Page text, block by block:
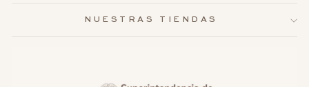
NUESTRAS TIENDAS